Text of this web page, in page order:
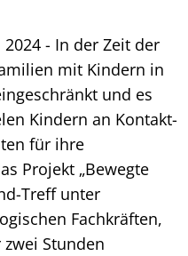
- In der Zeit der
mit Kindern in
und es
Kindern an Kontakt-
für ihre
Projekt „Bewegte
Treff unter
Fachkräften,
Stunden